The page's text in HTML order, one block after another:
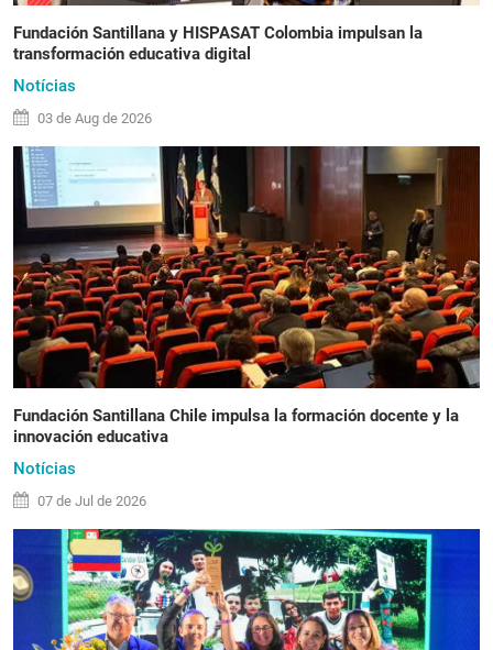
Fundación Santillana y HISPASAT Colombia impulsan la
transformación educativa digital
Notícias
03 de Aug de 2026
Fundación Santillana Chile impulsa la formación docente y la
innovación educativa
Notícias
07 de Jul de 2026